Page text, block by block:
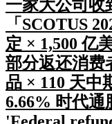
一家大公司收
「SCOTUS
定 × 1,500 亿
部分返还消费
品 × 110 天中
6.66% 时代通